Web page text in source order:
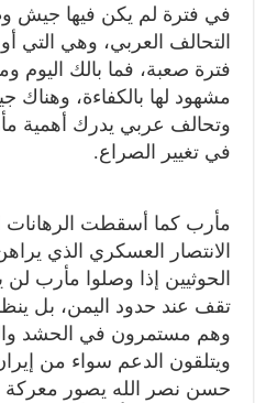
في فترة لم يكن فيها جيش
التحالف العربي، وهي التي
فترة صعبة، فما بالك اليوم
مشهود لها بالكفاءة، وهناك
وتحالف عربي يدرك أهمية
في تغيير الصراع.
مأرب كما أسقطت
الانتصار العسكري الذي
الحوثيين إذا وصلوا مأرب لن
تقف عند حدود اليمن، بل
وهم مستمرون في الحشد
ويتلقون الدعم سواء من
حسن نصر الله يصور معركة